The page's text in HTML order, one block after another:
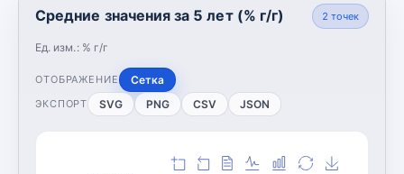
Средние значения за 5 лет (% г/г)
Ед. изм.: % г/г
2 точек
ОТОБРАЖЕНИЕ Сетка
ЭКСПОРТ SVG PNG CSV JSON